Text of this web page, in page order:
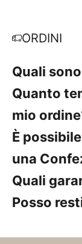
ORDINI
Quali
Quanto
mio
È
una
Quali
Posso